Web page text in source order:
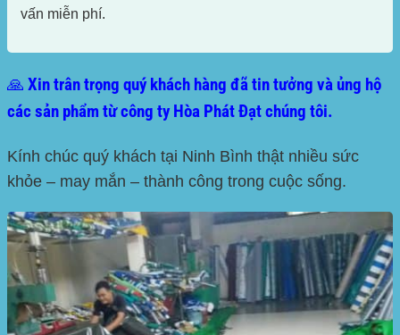
vấn miễn phí.
🙏 Xin trân trọng quý khách hàng đã tin tưởng và ủng hộ
các sản phẩm từ công ty Hòa Phát Đạt chúng tôi.
Kính chúc quý khách tại Ninh Bình thật nhiều sức
khỏe – may mắn – thành công trong cuộc sống.